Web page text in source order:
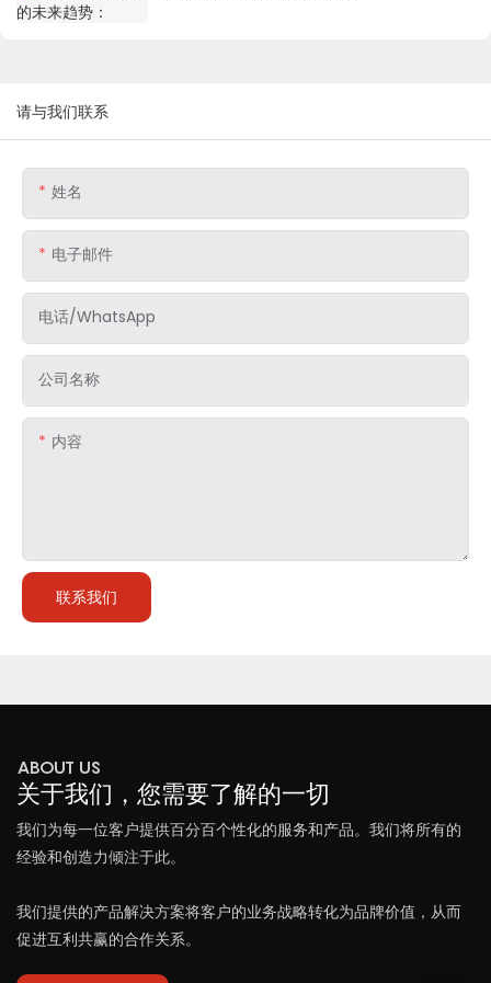
请与我们联系
姓名
电子邮件
电话/WhatsApp
公司名称
内容
联系我们
ABOUT US
关于我们，您需要了解的一切
我们为每一位客户提供百分百个性化的服务和产品。我们将所有的
经验和创造力倾注于此。
我们提供的产品解决方案将客户的业务战略转化为品牌价值，从而
促进互利共赢的合作关系。